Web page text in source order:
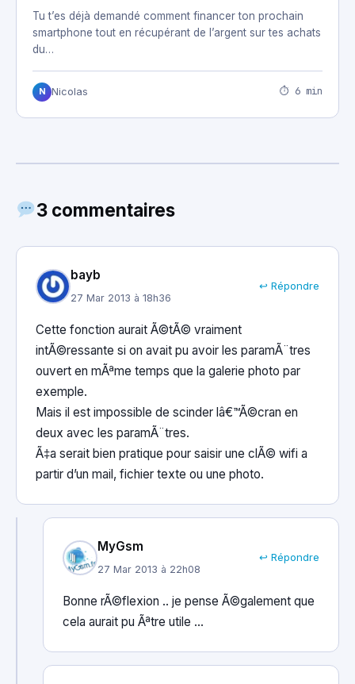
Tu t’es déjà demandé comment financer ton prochain
smartphone tout en récupérant de l’argent sur tes achats
du…
N Nicolas ⏱ 6 min
3 commentaires
bayb
27 Mar 2013 à 18h36
↩ Répondre
Cette fonction aurait Ã©tÃ© vraiment
intÃ©ressante si on avait pu avoir les paramÃ¨tres
ouvert en mÃªme temps que la galerie photo par
exemple.
Mais il est impossible de scinder lâ€™Ã©cran en
deux avec les paramÃ¨tres.
Ã‡a serait bien pratique pour saisir une clÃ© wifi a
partir d’un mail, fichier texte ou une photo.
MyGsm
27 Mar 2013 à 22h08
↩ Répondre
Bonne rÃ©flexion .. je pense Ã©galement que
cela aurait pu Ãªtre utile …